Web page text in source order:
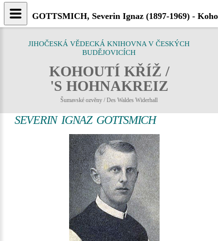
JIHOČESKÁ VĚDECKÁ KNIHOVNA V ČESKÝCH
BUDĚJOVICÍCH
KOHOUTÍ KŘÍŽ /
'S HOHNAKREIZ
Šumavské ozvěny / Des Waldes Widerhall
SEVERIN IGNAZ GOTTSMICH
GOTTSMICH, Severin Ignaz (1897-1969) -